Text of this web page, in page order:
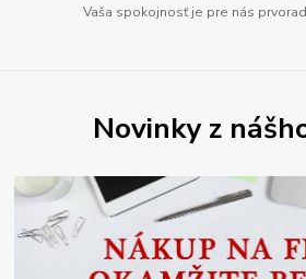
Vaša spokojnosť je pre nás
Novinky z